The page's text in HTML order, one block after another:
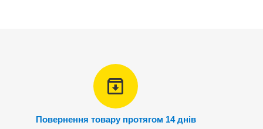
Повернення товару протягом 14 днів